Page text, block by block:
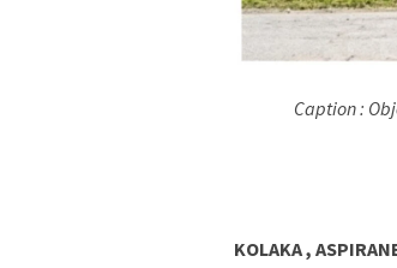
Caption :
KOLAKA ,